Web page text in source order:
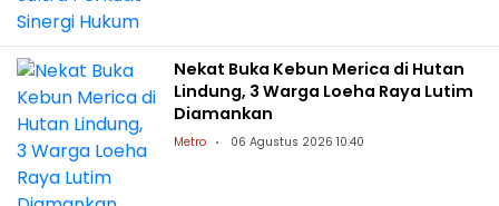
Nekat Buka Kebun Merica di Hutan
Lindung, 3 Warga Loeha Raya Lutim
Diamankan
Metro 06 Agustus 2026 10:40